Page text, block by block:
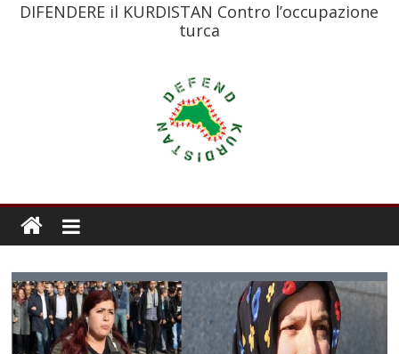
DIFENDERE il KURDISTAN Contro l’occupazione
turca